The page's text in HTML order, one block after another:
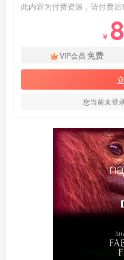
此内容为付费资源，请付费后
￥
VIP会员 免费
您当前未登